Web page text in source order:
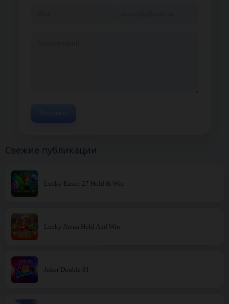
Свежие публикации
Lucky Easter 27 Hold & Win
Lucky Arena Hold And Win
Joker Double 81